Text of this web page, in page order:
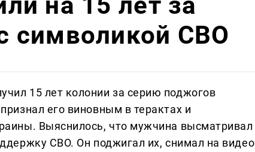
символикой СВО
15 лет колонии за серию поджогов
его виновным в терактах и
Выяснилось, что мужчина высматривал
СВО. Он поджигал их, снимал на видео